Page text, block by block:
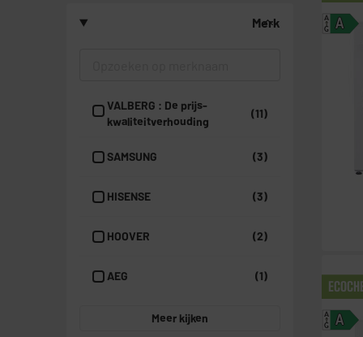
Merk
VALBERG : De prijs-
kwaliteitverhouding
(11)
SAMSUNG (3)
HISENSE (3)
HOOVER (2)
AEG (1)
Meer kijken
A
A
G
A
A
G